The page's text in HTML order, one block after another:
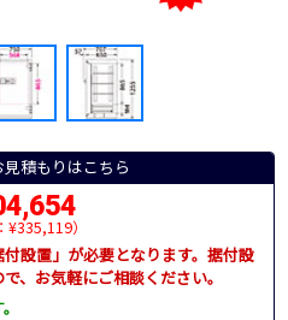
見積もりはこちら
¥335,119）
設置」が必要となります。据付設
、お気軽にご相談ください。